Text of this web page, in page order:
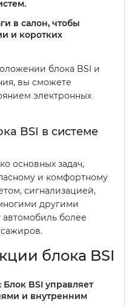
в салон, чтобы
и коротких
блока BSI и
вы сможете
электронных
BSI в системе
основных задач,
и комфортному
сигнализацией,
другими
более
блока BSI
Блок BSI управляет
и внутренним